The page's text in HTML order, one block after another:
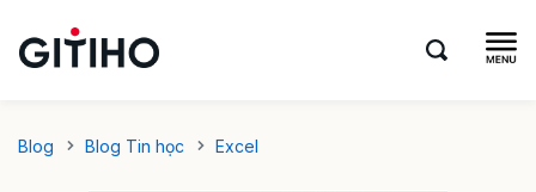
Blog Blog Tin học Excel